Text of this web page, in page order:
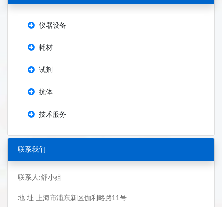
仪器设备
耗材
试剂
抗体
技术服务
联系我们
联系人:舒小姐
地 址:上海市浦东新区伽利略路11号